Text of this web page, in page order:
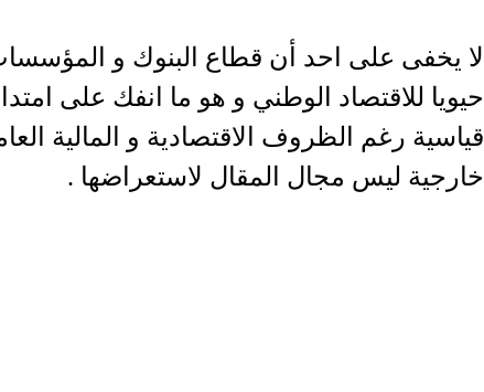
لا يخفى على احد أن قطاع البنوك و
حيويا للاقتصاد الوطني و هو ما انفك على
قياسية رغم الظروف الاقتصادية و المالية
خارجية ليس مجال المقال لاستعراضها .